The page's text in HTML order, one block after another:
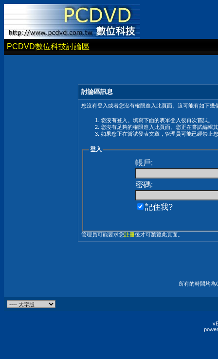
PCDVD數位科技討論區
討論區訊息
您沒有登入或者您沒有權限進入此頁面。這可能有如下幾
您沒有登入。填寫下面的表單登入後再次嘗試。
您沒有足夠的權限進入此頁面。您正在嘗試編輯
如果您正在嘗試發表文章，管理員可能已經禁止
登入
帳戶:
密碼:
記住我?
管理員可能要求您註冊後才可瀏覽此頁面。
所有的時間均為